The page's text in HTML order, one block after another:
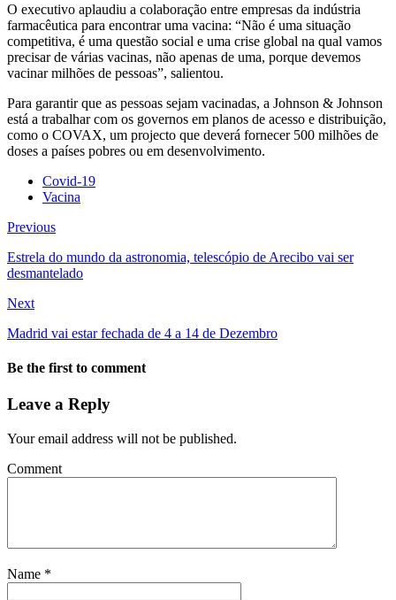
O executivo aplaudiu a colaboração entre empresas da indústria
farmacêutica para encontrar uma vacina: “Não é uma situação
competitiva, é uma questão social e uma crise global na qual vamos
precisar de várias vacinas, não apenas de uma, porque devemos
vacinar milhões de pessoas”, salientou.
Para garantir que as pessoas sejam vacinadas, a Johnson & Johnson
está a trabalhar com os governos em planos de acesso e distribuição,
como o COVAX, um projecto que deverá fornecer 500 milhões de
doses a países pobres ou em desenvolvimento.
Covid-19
Vacina
Previous
Estrela do mundo da astronomia, telescópio de Arecibo vai ser
desmantelado
Next
Madrid vai estar fechada de 4 a 14 de Dezembro
Be the first to comment
Leave a Reply
Your email address will not be published.
Comment
Name *